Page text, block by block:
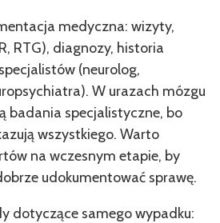
medyczna: wizyty,
RTG), diagnozy, historia
(neurolog,
W urazach mózgu
badania specjalistyczne, bo
wszystkiego. Warto
na wczesnym etapie, by
udokumentować sprawę.
dotyczące samego wypadku: